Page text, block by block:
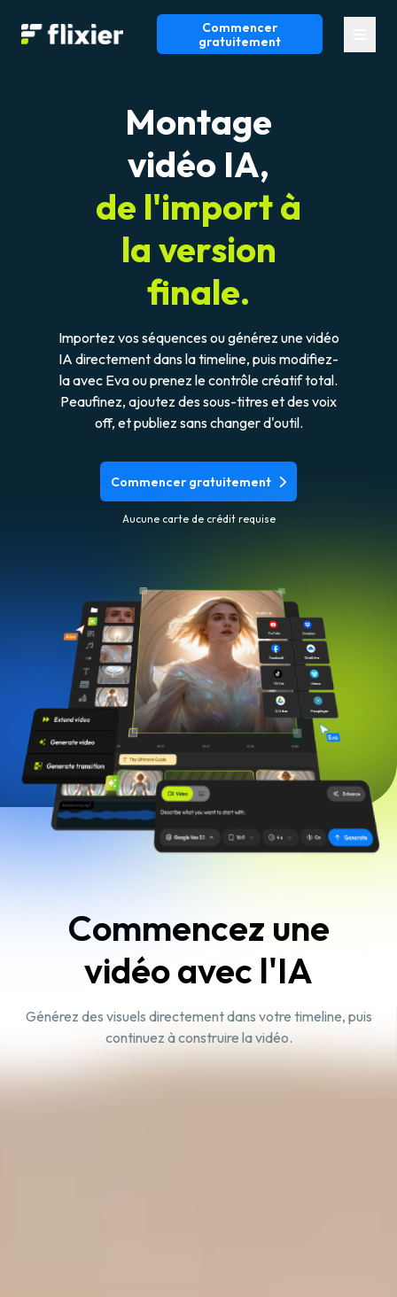
Flixier logo - Home
Commencer
gratuitement
Montage
vidéo IA,
de l'import à
la version
finale.
Importez vos séquences ou générez une vidéo
IA directement dans la timeline, puis modifiez-
la avec Eva ou prenez le contrôle créatif total.
Peaufinez, ajoutez des sous-titres et des voix
off, et publiez sans changer d'outil.
Commencer gratuitement
Aucune carte de crédit requise
Commencez une
vidéo avec l'IA
Générez des visuels directement dans votre timeline, puis
continuez à construire la vidéo.